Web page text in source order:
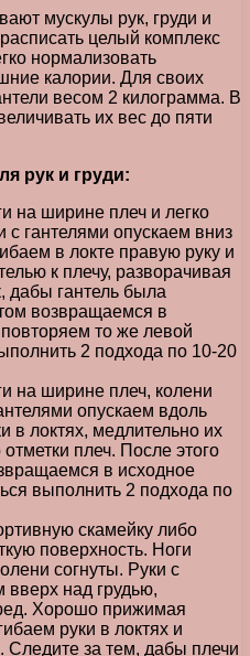
мускулы рук, груди и
целый комплекс
нормализовать
калории. Для своих
весом 2 килограмма. В
их вес до пяти
рук и груди:
на ширине плеч и легко
с гантелями опускаем вниз
в локте правую руку и
к плечу, разворачивая
дабы гантель была
возвращаемся в
то же левой
2 подхода по 10-20
на ширине плеч, колени
опускаем вдоль
в локтях, медлительно их
плеч. После этого
в исходное
выполнить 2 подхода по
скамейку либо
поверхность. Ноги
согнуты. Руки с
над грудью,
Хорошо прижимая
руки в локтях и
Следите за тем, дабы плечи